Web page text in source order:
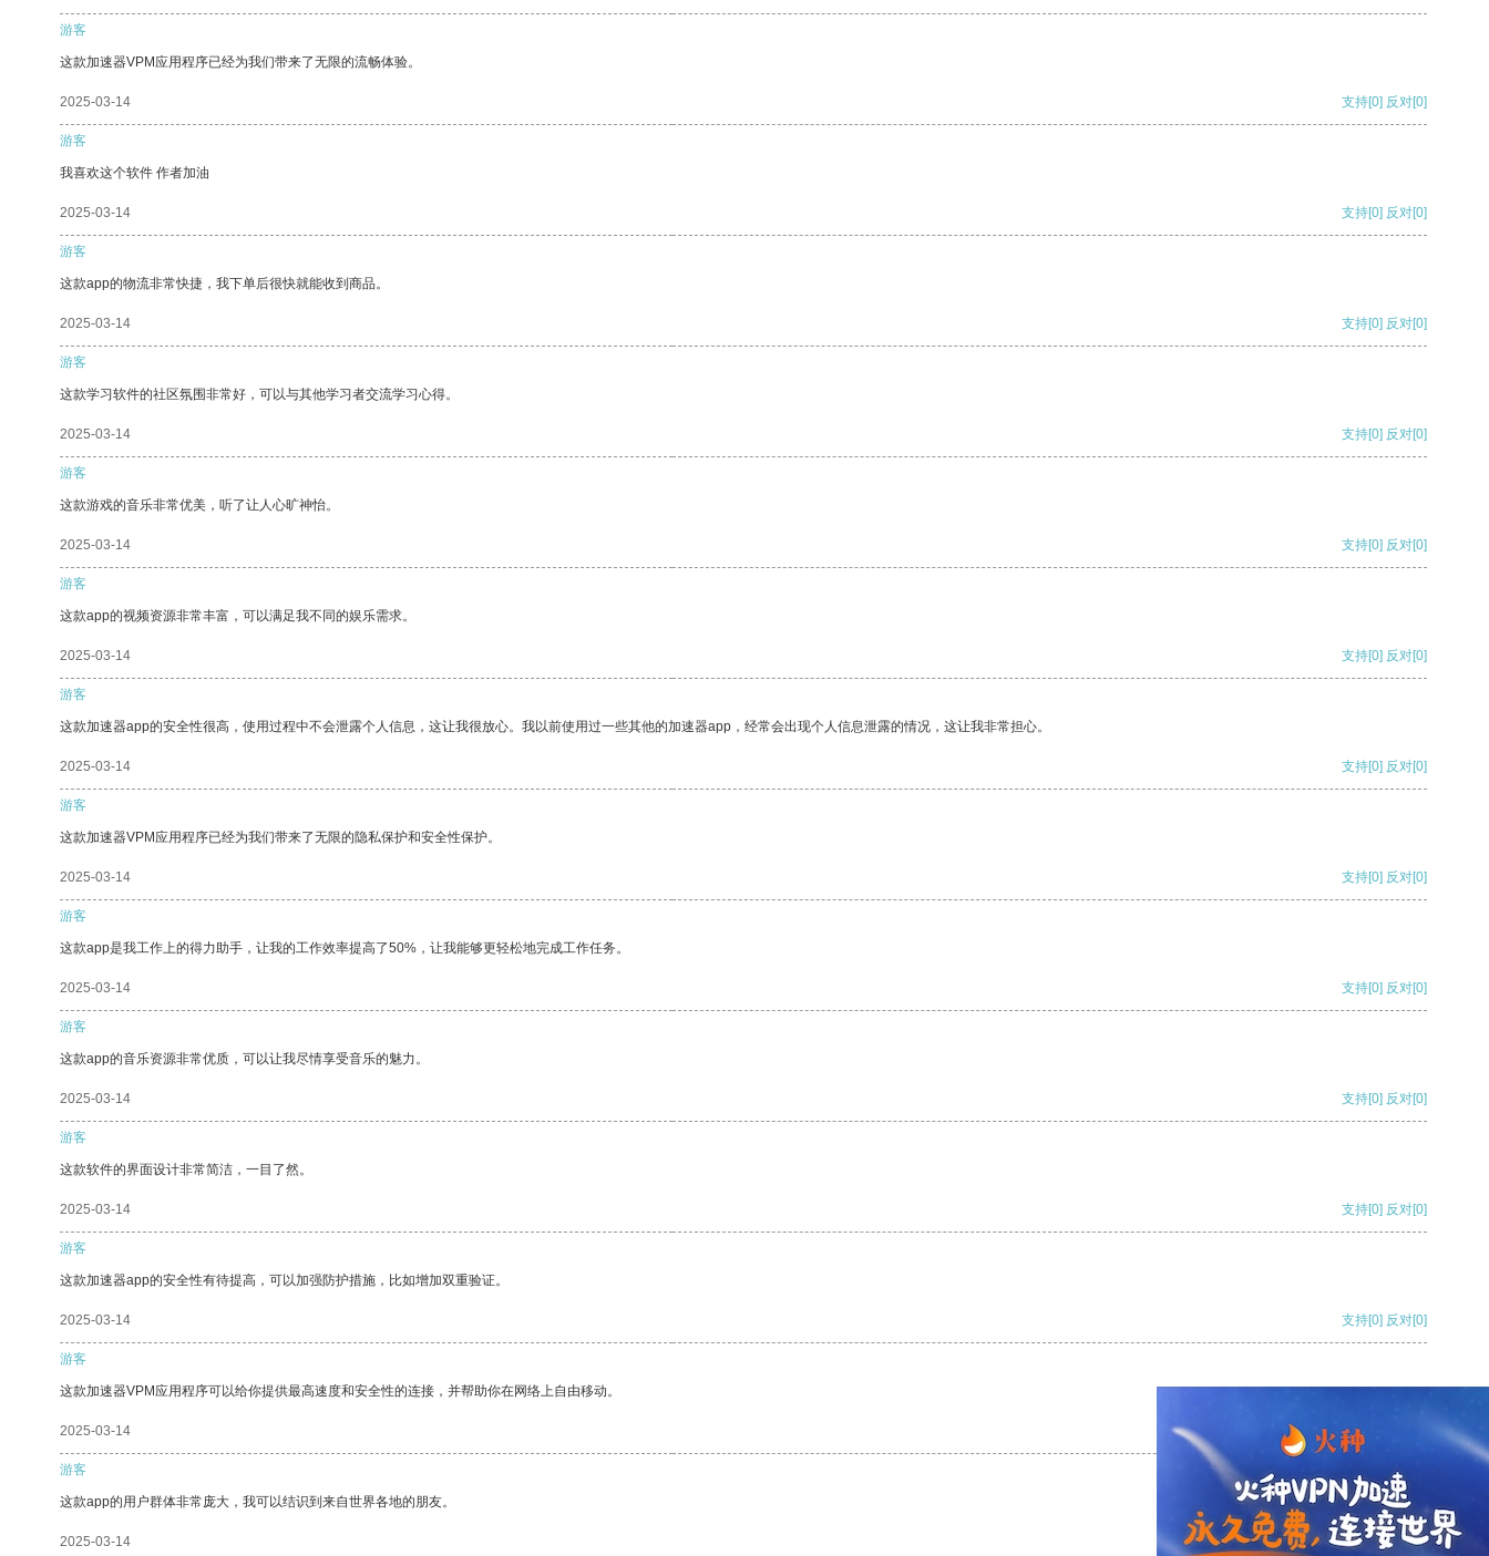
游客
这款加速器VPM应用程序已经为我们带来了无限的流畅体验。
2025-03-14 支持[0] 反对[0]
游客
我喜欢这个软件 作者加油
2025-03-14 支持[0] 反对[0]
游客
这款app的物流非常快捷，我下单后很快就能收到商品。
2025-03-14 支持[0] 反对[0]
游客
这款学习软件的社区氛围非常好，可以与其他学习者交流学习心得。
2025-03-14 支持[0] 反对[0]
游客
这款游戏的音乐非常优美，听了让人心旷神怡。
2025-03-14 支持[0] 反对[0]
游客
这款app的视频资源非常丰富，可以满足我不同的娱乐需求。
2025-03-14 支持[0] 反对[0]
游客
这款加速器app的安全性很高，使用过程中不会泄露个人信息，这让我很放心。我以前使用过一些其他的加速器app，经常会出现个人信息泄露的情况，这让我非常担心。
2025-03-14 支持[0] 反对[0]
游客
这款加速器VPM应用程序已经为我们带来了无限的隐私保护和安全性保护。
2025-03-14 支持[0] 反对[0]
游客
这款app是我工作上的得力助手，让我的工作效率提高了50%，让我能够更轻松地完成工作任务。
2025-03-14 支持[0] 反对[0]
游客
这款app的音乐资源非常优质，可以让我尽情享受音乐的魅力。
2025-03-14 支持[0] 反对[0]
游客
这款软件的界面设计非常简洁，一目了然。
2025-03-14 支持[0] 反对[0]
游客
这款加速器app的安全性有待提高，可以加强防护措施，比如增加双重验证。
2025-03-14 支持[0] 反对[0]
游客
这款加速器VPM应用程序可以给你提供最高速度和安全性的连接，并帮助你在网络上自由移动。
2025-03-14 支持
游客
这款app的用户群体非常庞大，我可以结识到来自世界各地的朋友。
2025-03-14 支持[0] 反对[0]